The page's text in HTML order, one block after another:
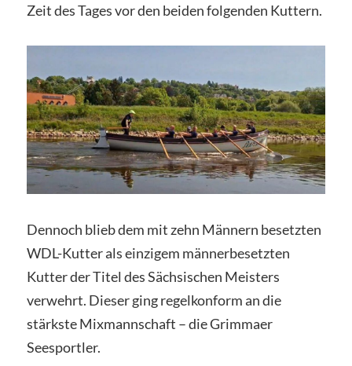
Zeit des Tages vor den beiden folgenden Kuttern.
Dennoch blieb dem mit zehn Männern besetzten
WDL-Kutter als einzigem männerbesetzten
Kutter der Titel des Sächsischen Meisters
verwehrt. Dieser ging regelkonform an die
stärkste Mixmannschaft – die Grimmaer
Seesportler.